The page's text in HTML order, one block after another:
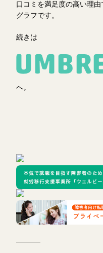
口コミを満足度の高い理
グラフです。
続きは
へ。